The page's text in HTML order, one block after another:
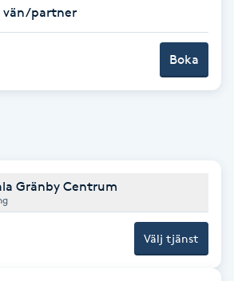
vän/partner
Boka
Gränby Centrum
Välj tjänst